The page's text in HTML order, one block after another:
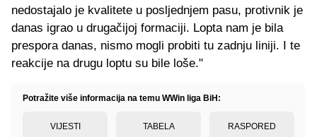
nedostajalo je kvalitete u posljednjem pasu, protivnik je
danas igrao u drugačijoj formaciji. Lopta nam je bila
prespora danas, nismo mogli probiti tu zadnju liniji. I te
reakcije na drugu loptu su bile loše."
Potražite više informacija na temu WWin liga BiH:
VIJESTI TABELA RASPORED